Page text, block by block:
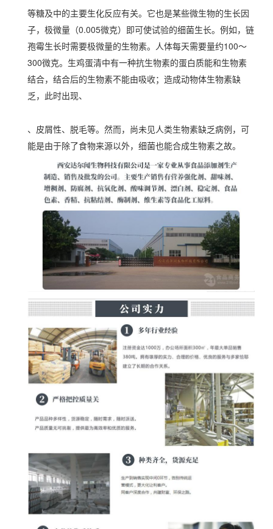
等糖及中的主要生化反应有关。它也是某些微生物的生长因
子，极微量（0.005微克）即可使试验的细菌生长。例如，链
孢霉生长时需要极微量的生物素。人体每天需要量约100～
300微克。生鸡蛋清中有一种抗生物素的蛋白质能和生物素
结合，结合后的生物素不能由吸收；造成动物体生物素缺
乏，此时出现、
、皮屑性、脱毛等。然而，尚未见人类生物素缺乏病例，可
能是由于除了食物来源以外，细菌也能合成生物素之故。